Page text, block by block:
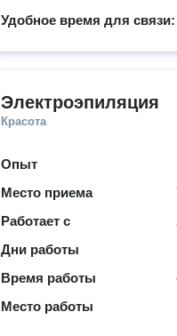
Удобное время для связи:
Электроэпиляция
Красота
Опыт
Место приема
Работает с
Дни работы
Время работы
Место работы